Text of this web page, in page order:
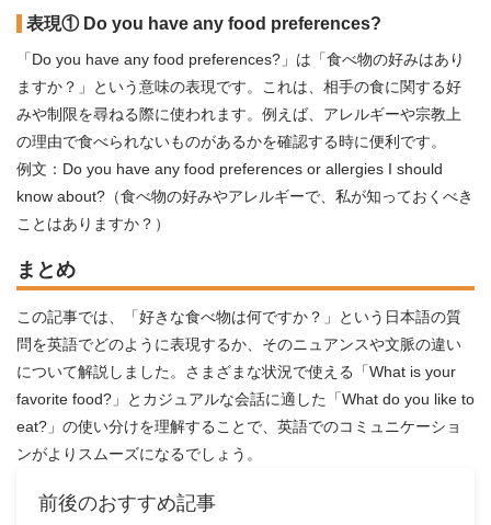
表現① Do you have any food preferences?
「Do you have any food preferences?」は「食べ物の好みはあり
ますか？」という意味の表現です。これは、相手の食に関する好
みや制限を尋ねる際に使われます。例えば、アレルギーや宗教上
の理由で食べられないものがあるかを確認する時に便利です。
例文：Do you have any food preferences or allergies I should
know about?（食べ物の好みやアレルギーで、私が知っておくべき
ことはありますか？）
まとめ
この記事では、「好きな食べ物は何ですか？」という日本語の質
問を英語でどのように表現するか、そのニュアンスや文脈の違い
について解説しました。さまざまな状況で使える「What is your
favorite food?」とカジュアルな会話に適した「What do you like to
eat?」の使い分けを理解することで、英語でのコミュニケーショ
ンがよりスムーズになるでしょう。
前後のおすすめ記事